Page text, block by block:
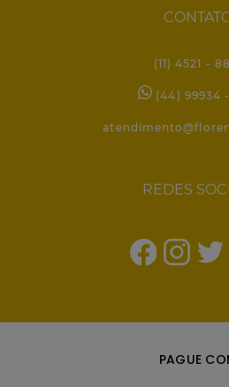
(11) 4521 -
(44) 99934
REDES
PAGUE